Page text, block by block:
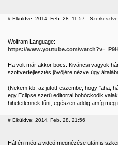
# Elküldve: 2014. Feb. 28. 11:57 -
Wolfram Language:
https://www.youtube.com/
Ha volt már akkor bocs. Kiváncsi vagyok
szoftverfejlesztés jövőjére nézve úgy
(Nekem kb. az jutott eszembe, hogy "aha,
egy Eclipse szerű editorral bohóckodik
hihetetlennek tűnt, egészen addig amíg
# Elküldve: 2014. Feb. 28. 21:56
Hát én még a videó megnézése után is